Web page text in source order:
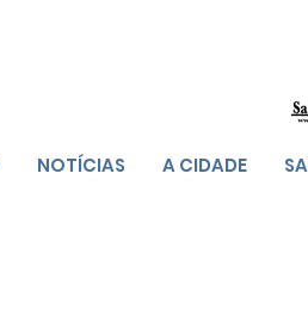
NOTÍCIAS A CIDADE